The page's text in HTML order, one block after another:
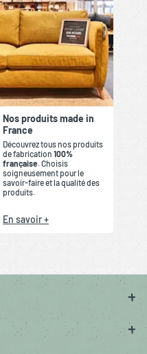
Nos produits made in
France
Découvrez tous nos produits
de fabrication 100%
française. Choisis
soigneusement pour le
savoir-faire et la qualité des
produits.
En savoir +